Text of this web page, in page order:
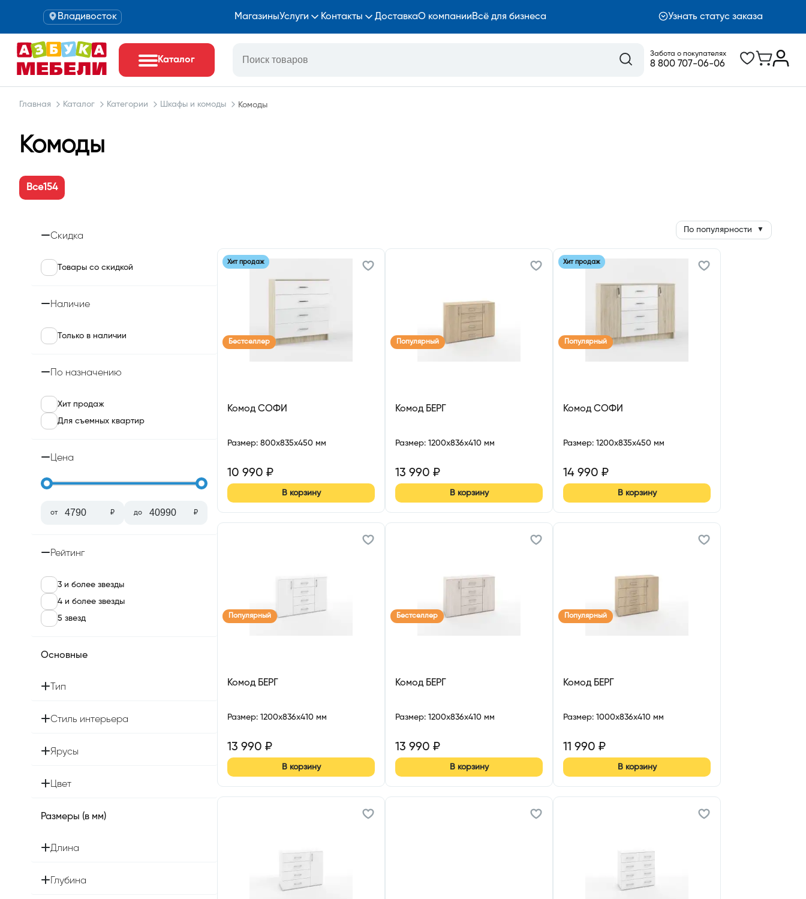
Владивосток МагазиныУслуги Контакты ДоставкаО компанииВсё для бизнеса Узнать статус заказа
Каталог
Забота о покупателях
8 800 707-06-06
Главная Каталог Категории Шкафы и комоды Комоды
Комоды
Все154
Скидка
Товары со скидкой
Наличие
Только в наличии
По назначению
Хит продаж
Для съемных квартир
Цена
от ₽ до ₽
Рейтинг
3 и более звезды
4 и более звезды
5 звезд
Основные
Тип
Стиль интерьера
Ярусы
Цвет
Размеры (в мм)
Длина
Глубина
По популярности ▼
Хит продаж
Бестселлер
Комод СОФИ
Размер: 800x835x450 мм
10 990 ₽
В корзину
Популярный
Комод БЕРГ
Размер: 1200x836x410 мм
13 990 ₽
В корзину
Хит продаж
Популярный
Комод СОФИ
Размер: 1200x835x450 мм
14 990 ₽
В корзину
Популярный
Комод БЕРГ
Размер: 1200x836x410 мм
13 990 ₽
В корзину
Бестселлер
Комод БЕРГ
Размер: 1200x836x410 мм
13 990 ₽
В корзину
Популярный
Комод БЕРГ
Размер: 1000x836x410 мм
11 990 ₽
В корзину